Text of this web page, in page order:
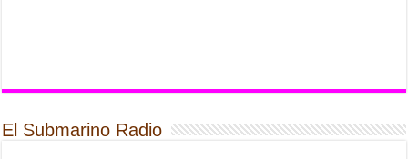
El Submarino Radio